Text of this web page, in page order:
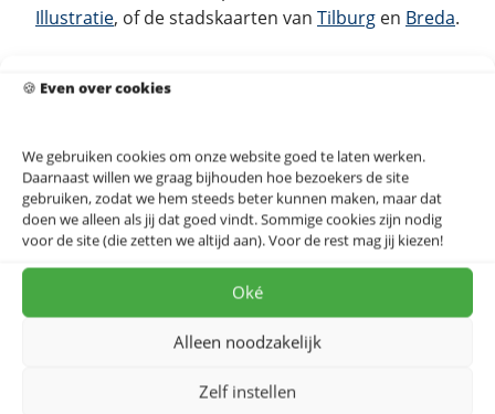
🍪 Even over cookies
We gebruiken cookies om onze website goed te laten werken.
Daarnaast willen we graag bijhouden hoe bezoekers de site
gebruiken, zodat we hem steeds beter kunnen maken, maar dat
doen we alleen als jij dat goed vindt. Sommige cookies zijn nodig
voor de site (die zetten we altijd aan). Voor de rest mag jij kiezen!
Oké
Alleen noodzakelijk
Zelf instellen
Illustratie, of de stadskaarten van Tilburg en Breda.
wandpaneel vanIXXI
Skyline van Eindhovenvoor een uniek cadeau. Bekijk
alle kleurstijlen op deEindhoven stadskaart posters
pagina.
Dit ontwerp op akoestisch doek, IXXI of canvas?
Bekijk alle materialen →
Op zoek naar een extra lijst?